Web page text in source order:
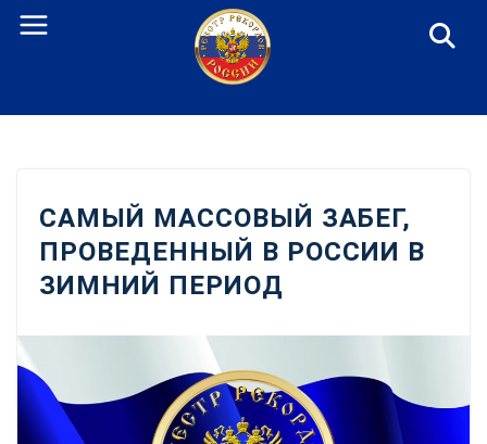
Перейти
САМЫЙ МАССОВЫЙ ЗАБЕГ,
ПРОВЕДЕННЫЙ В РОССИИ В
ЗИМНИЙ ПЕРИОД